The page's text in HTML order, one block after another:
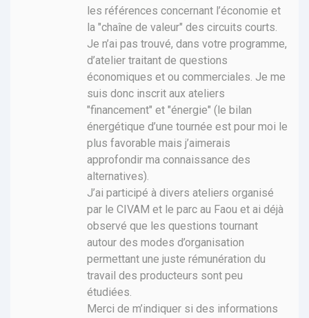
les références concernant l’économie et
la "chaîne de valeur" des circuits courts.
Je n’ai pas trouvé, dans votre programme,
d’atelier traitant de questions
économiques et ou commerciales. Je me
suis donc inscrit aux ateliers
"financement" et "énergie" (le bilan
énergétique d’une tournée est pour moi le
plus favorable mais j’aimerais
approfondir ma connaissance des
alternatives).
J’ai participé à divers ateliers organisé
par le CIVAM et le parc au Faou et ai déjà
observé que les questions tournant
autour des modes d’organisation
permettant une juste rémunération du
travail des producteurs sont peu
étudiées.
Merci de m’indiquer si des informations